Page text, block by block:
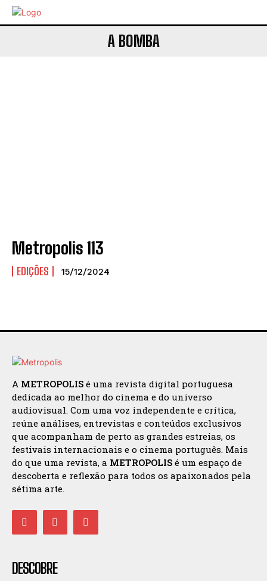
A BOMBA
Metropolis 113
EDIÇÕES 15/12/2024
A METROPOLIS é uma revista digital portuguesa
dedicada ao melhor do cinema e do universo
audiovisual. Com uma voz independente e crítica,
reúne análises, entrevistas e conteúdos exclusivos
que acompanham de perto as grandes estreias, os
festivais internacionais e o cinema português. Mais
do que uma revista, a METROPOLIS é um espaço de
descoberta e reflexão para todos os apaixonados pela
sétima arte.
DESCOBRE